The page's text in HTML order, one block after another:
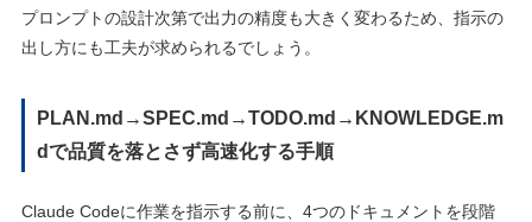
プロンプトの設計次第で出力の精度も大きく変わるため、指示の
出し方にも工夫が求められるでしょう。
PLAN.md→SPEC.md→TODO.md→KNOWLEDGE.m
dで品質を落とさず高速化する手順
Claude Codeに作業を指示する前に、4つのドキュメントを段階